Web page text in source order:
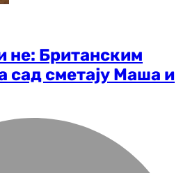
не: Британским
сад сметају Маша и